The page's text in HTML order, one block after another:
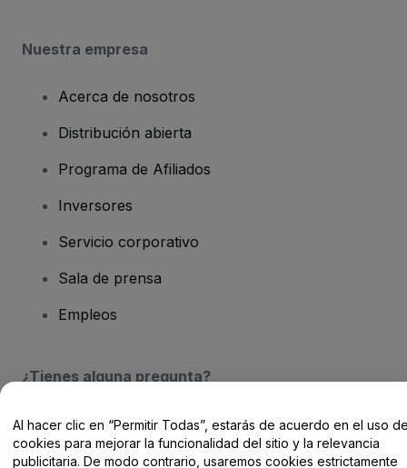
Nuestra empresa
Acerca de nosotros
Distribución abierta
Programa de Afiliados
Inversores
Servicio corporativo
Sala de prensa
Empleos
¿Tienes alguna pregunta?
Centro de Ayuda / Contacto
Al hacer clic en “Permitir Todas”, estarás de acuerdo en el uso
cookies para mejorar la funcionalidad del sitio y la relevancia
publicitaria. De modo contrario, usaremos cookies estrictamente